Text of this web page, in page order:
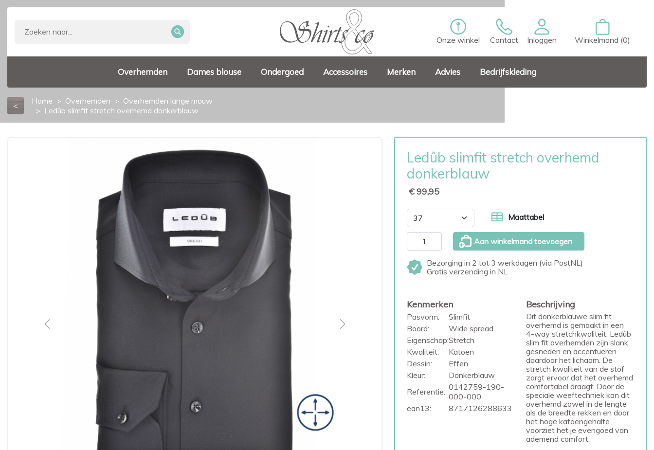
Onze winkel Contact Inloggen Winkelmand (0)
Overhemden Dames blouse Ondergoed Accessoires Merken Advies Bedrijfskleding
< Home Overhemden
Overhemden lange mouw
Ledûb slimfit stretch overhemd donkerblauw
Previous Next
Ledûb slimfit stretch overhemd
donkerblauw
€ 99,95
Maattabel
Aan winkelmand toevoegen
Bezorging in 2 tot 3 werkdagen (via PostNL)
Gratis verzending in NL
Kenmerken
Pasvorm:
Slimfit
Boord:
Wide spread
Eigenschap:Stretch
Kwaliteit:
Katoen
Dessin:
Effen
Kleur:
Donkerblauw
Referentie: 0142759-190-
000-000
ean13:
8717126288633
Beschrijving
Dit donkerblauwe slim fit
overhemd is gemaakt in een
4-way stretchkwaliteit. Ledûb
slim fit overhemden zijn slank
gesneden en accentueren
daardoor het lichaam. De
stretch kwaliteit van de stof
zorgt ervoor dat het overhemd
comfortabel draagt. Door de
speciale weeftechniek kan dit
overhemd zowel in de lengte
als de breedte rekken en door
het hoge katoengehalte
voorziet het je evengoed van
ademend comfort.